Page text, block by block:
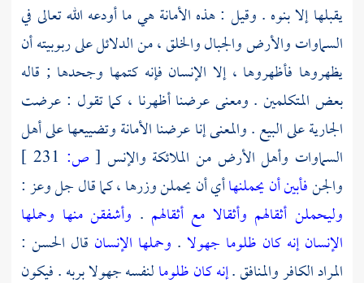
يقبلها إلا بنوه . وقيل : هذه الأمانة هي ما أودعه الله تعالى في
السماوات والأرض والجبال والخلق ، من الدلائل على ربوبيته أن
يظهروها فأظهروها ، إلا الإنسان فإنه كتمها وجحدها ; قاله
بعض المتكلمين . ومعنى عرضنا أظهرنا ، كما تقول : عرضت
الجارية على البيع . والمعنى إنا عرضنا الأمانة وتضييعها على أهل
السماوات وأهل الأرض من الملائكة والإنس [ ص:
والجنفأبين أن يحملنهاأي أن يحملن وزرها ، كما قال جل وعز :
وليحملن أثقالهم وأثقالا مع أثقالهم . وأشفقن منها وحملها
الإنسان إنه كان ظلوما جهولا . وحملها الإنسان قال الحسن :
المراد الكافر والمنافق .إنه كان ظلومالنفسه جهولا بربه . فيكون